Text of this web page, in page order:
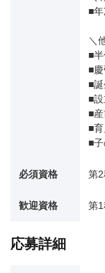
■年
＼
■
■
■
■
■産
■育
■
必須資格 第
歓迎資格 第
応募詳細